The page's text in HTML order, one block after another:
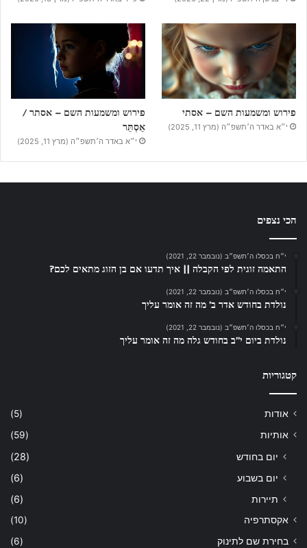
פירוש ומשמעות השם – אסתי
י״א באדר ה׳תשפ״ה (מרץ 11, 2025)
פירוש ומשמעות השם – אסתר /
אֵסְתֵּר
י״א באדר ה׳תשפ״ה (מרץ 11, 2025)
הכי נצפים
י״ח בכסלו ה׳תשפ״ב (נובמבר 22, 2021)
התאמה זוגית לפי הקבלה || איך תדעו אם בן הזוג מתאים לכם?
י״ח בכסלו ה׳תשפ״ב (נובמבר 22, 2021)
נולדת בחודש אדר ב’ מה זה אומר עליך
י״ח בכסלו ה׳תשפ״ב (נובמבר 22, 2021)
נולדת ביום י”ב בחודש גלה מה זה אומר עליך
קטגוריות
אודות
(5)
אותיות
(59)
יום בחודש
(28)
יום בשבוע
(6)
תיירות
(6)
אקסתרפיה
(10)
בחירת שם לתינוק
(6)